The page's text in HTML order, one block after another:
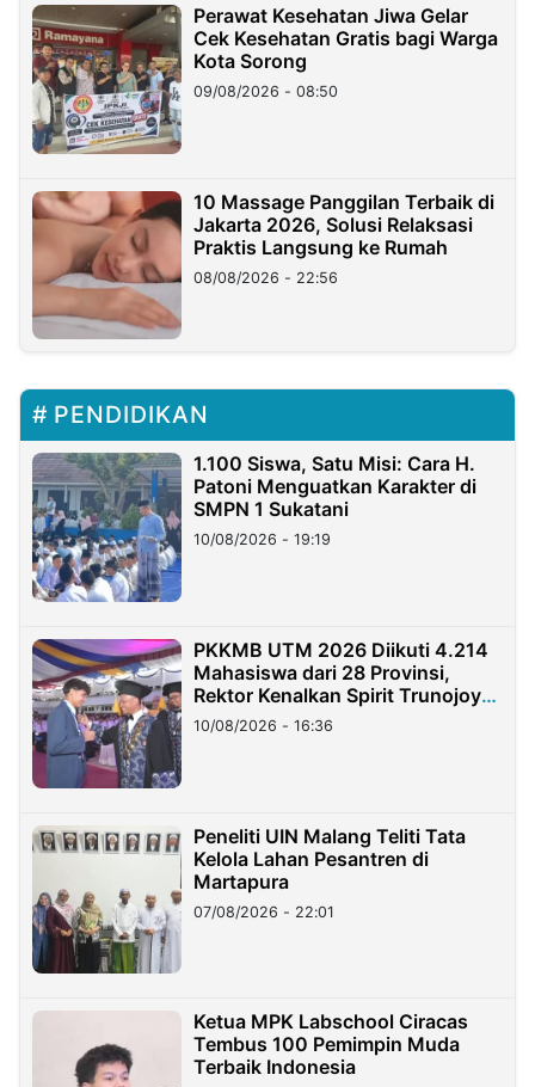
Perawat Kesehatan Jiwa Gelar
Cek Kesehatan Gratis bagi Warga
Kota Sorong
09/08/2026 - 08:50
10 Massage Panggilan Terbaik di
Jakarta 2026, Solusi Relaksasi
Praktis Langsung ke Rumah
08/08/2026 - 22:56
PENDIDIKAN
1.100 Siswa, Satu Misi: Cara H.
Patoni Menguatkan Karakter di
SMPN 1 Sukatani
10/08/2026 - 19:19
PKKMB UTM 2026 Diikuti 4.214
Mahasiswa dari 28 Provinsi,
Rektor Kenalkan Spirit Trunojoyo
Masa Kini
10/08/2026 - 16:36
Peneliti UIN Malang Teliti Tata
Kelola Lahan Pesantren di
Martapura
07/08/2026 - 22:01
Ketua MPK Labschool Ciracas
Tembus 100 Pemimpin Muda
Terbaik Indonesia